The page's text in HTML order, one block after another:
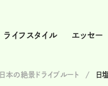
ライフスタイル エッセー
日本の絶景ドライブルート